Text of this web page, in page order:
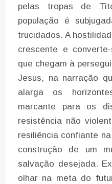
pelas tropas de
população é
trucidados. A
crescente e
que chegam à
Jesus, na narração
alarga os
marcante para os
resistência não
resiliência confiante
construção de um
salvação desejada.
olhar na meta do